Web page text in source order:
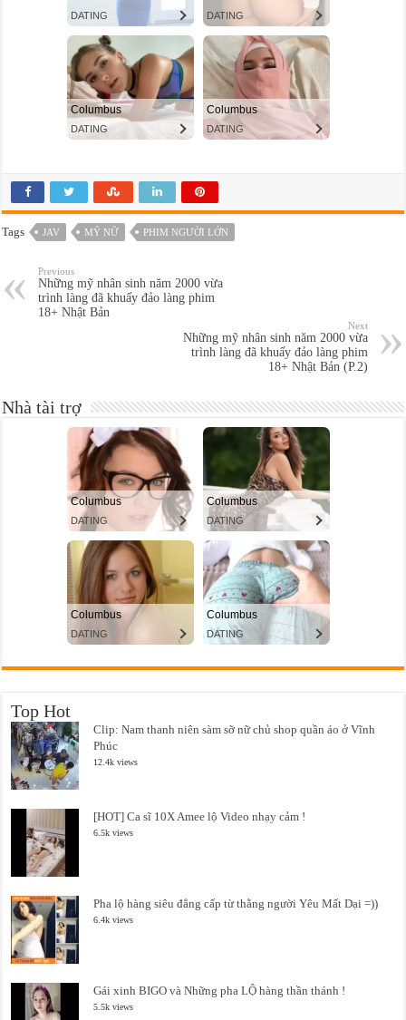
Tags JAV MỸ NỮ PHIM NGƯỜI LỚN
Previous
Những mỹ nhân sinh năm 2000 vừa
trình làng đã khuấy đảo làng phim
18+ Nhật Bản
Next
Những mỹ nhân sinh năm 2000 vừa
trình làng đã khuấy đảo làng phim
18+ Nhật Bản (P.2)
Nhà tài trợ
Top Hot
Clip: Nam thanh niên sàm sỡ nữ chủ shop quần áo ở Vĩnh
Phúc
12.4k views
[HOT] Ca sĩ 10X Amee lộ Video nhạy cảm !
6.5k views
Pha lộ hàng siêu đẳng cấp từ thằng người Yêu Mất Dại =))
6.4k views
Gái xinh BIGO và Những pha LỘ hàng thần thánh !
5.5k views